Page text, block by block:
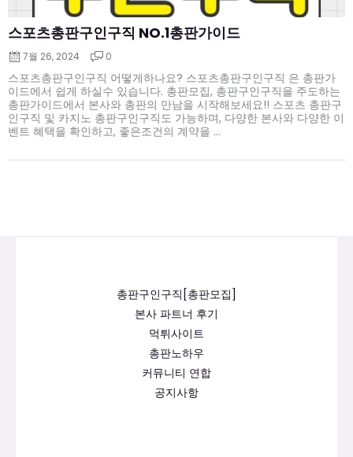
스포츠총판구인구직 NO.1총판가이드
7월 26, 2024 0
스포츠총판구인구직 어떻게하나요? 스포츠총판구인구직 은 총판가
이드에서 쉽게 하실수 있습니다. 총판모집, 총판구인구직을 주도하는
총판가이드에서 본사와 총판의 만남을 시작해보세요!! 스포츠 총판구
인구직 및 카지노 총판구인구직도 가능하며, 다양한 본사와 다양한 이
벤트 혜택을 확인하고, 좋은조건의 계약을 ...
총판구인구직[총판모집]
본사 파트너 후기
먹튀사이트
총판노하우
커뮤니티 연합
공지사항